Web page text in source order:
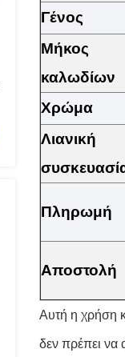
Γένος
Μήκος
καλωδίων
Χρώμα
Λιανική
Πληρωμή
Αποστολή
Αυτή η χρήση
δεν πρέπει να